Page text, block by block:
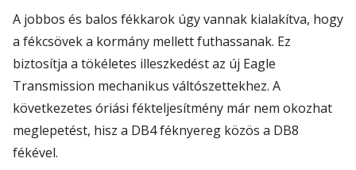
A jobbos és balos fékkarok úgy vannak kialakítva, hogy
a fékcsövek a kormány mellett futhassanak. Ez
biztosítja a tökéletes illeszkedést az új Eagle
Transmission mechanikus váltószettekhez. A
következetes óriási fékteljesítmény már nem okozhat
meglepetést, hisz a DB4 féknyereg közös a DB8
fékével.